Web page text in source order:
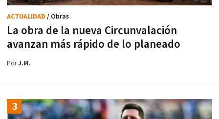
La obra de la nueva Circunvalación
avanzan más rápido de lo planeado
ACTUALIDAD / Obras
PorJ.M.